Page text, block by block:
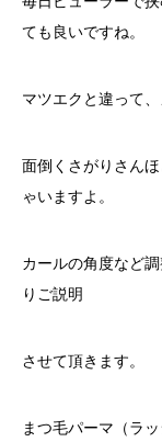
ても良いですね。
マツエクと違って
面倒くさがりさん
ゃいますよ。
カールの角度など
りご説明
させて頂きます。
まつ毛パーマ（ラ